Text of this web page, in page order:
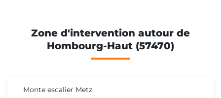
Zone d'intervention autour de
Hombourg-Haut (57470)
Monte escalier Metz